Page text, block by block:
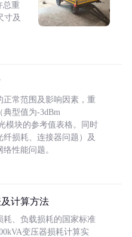
总重
寸及
正常范围及影响因素，重
典型值为-3dBm
模块的参考值表格。同时
损耗、连接器问题）及
性能问题。
计算方法
耗、负载损耗的国家标准
变压器损耗计算实